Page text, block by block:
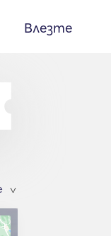
Влезте
>